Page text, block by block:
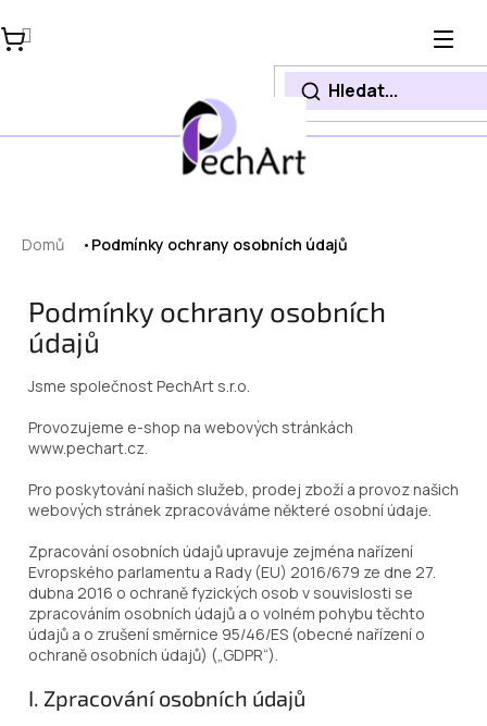
na
obsah
Domů Podmínky ochrany osobních údajů
Podmínky ochrany osobních
údajů
Jsme společnost PechArt s.r.o.
Provozujeme e-shop na webových stránkách
www.pechart.cz.
Pro poskytování našich služeb, prodej zboží a provoz našich
webových stránek zpracováváme některé osobní údaje.
Zpracování osobních údajů upravuje zejména nařízení
Evropského parlamentu a Rady (EU) 2016/679 ze dne 27.
dubna 2016 o ochraně fyzických osob v souvislosti se
zpracováním osobních údajů a o volném pohybu těchto
údajů a o zrušení směrnice 95/46/ES (obecné nařízení o
ochraně osobních údajů) („GDPR“).
I. Zpracování osobních údajů